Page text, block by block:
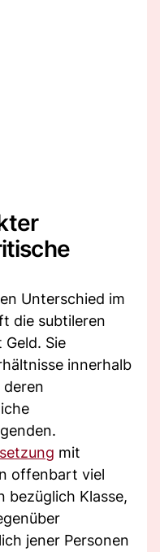
Unterschied im
die subtileren
Sie
innerhalb
deren
mit
offenbart viel
bezüglich Klasse,
jener Personen